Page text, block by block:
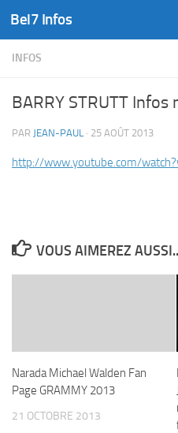
Skip to content
Bel7 Infos
INFOS
BARRY STRUTT
PAR JEAN-PAUL · 25 AOÛT 2013
http://www.youtube.com/
VOUS AIMEREZ
Narada Michael Walden Fan
Page GRAMMY 2013
21 OCTOBRE 2013